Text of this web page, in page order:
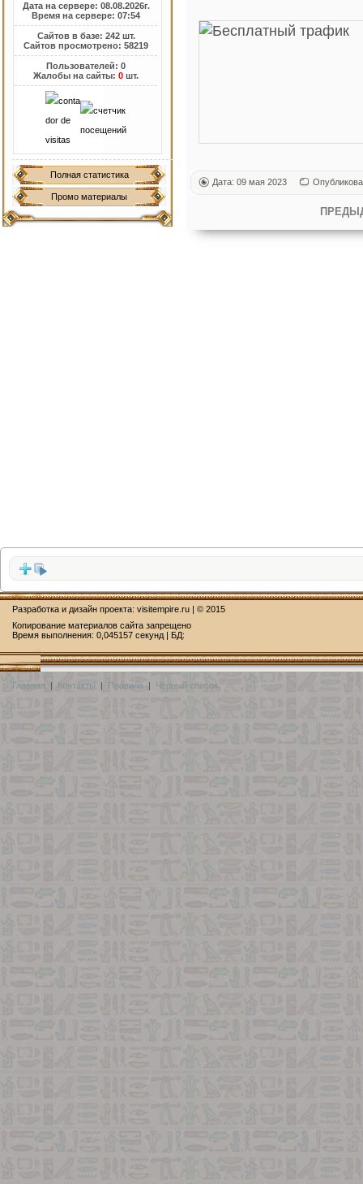
Дата на сервере: 08.08.2026г.
Время на сервере: 07:54
Сайтов в базе: 242 шт.
Сайтов просмотрено: 58219
Пользователей: 0
Жалобы на сайты:0 шт.
Полная статистика
Промо материалы
Дата: 09 мая 2023
Разработка и дизайн проекта: visitempire.ru | © 2015
Копирование материалов сайта запрещено
Время выполнения: 0,045157 секунд | БД:
Главная | Контакты | Правила | Чёрный список